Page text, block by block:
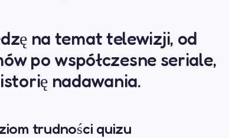
na temat telewizji, od
po współczesne seriale,
nadawania.
trudności quizu